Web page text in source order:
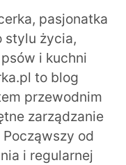
pasjonatka
stylu życia,
i kuchni
to blog
przewodnim
zarządzanie
od
i regularnej